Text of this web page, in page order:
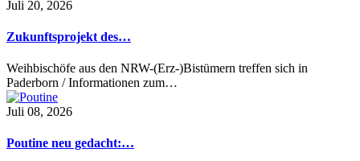
Juli 20, 2026
Zukunftsprojekt des…
Weihbischöfe aus den NRW-(Erz-)Bistümern treffen sich in
Paderborn / Informationen zum…
Juli 08, 2026
Poutine neu gedacht:…